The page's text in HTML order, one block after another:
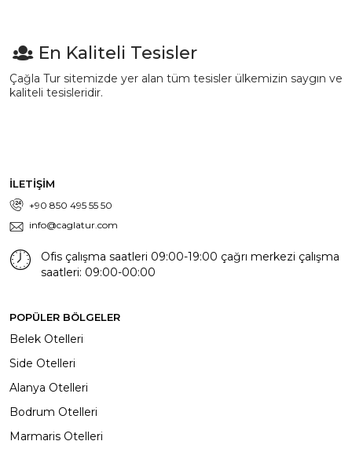
En Kaliteli Tesisler
Çağla Tur sitemizde yer alan tüm tesisler ülkemizin saygın ve
kaliteli tesisleridir.
İLETİŞİM
+90 850 495 55 50
info@caglatur.com
Ofis çalışma saatleri 09:00-19:00 çağrı merkezi çalışma
saatleri: 09:00-00:00
POPÜLER BÖLGELER
Belek Otelleri
Side Otelleri
Alanya Otelleri
Bodrum Otelleri
Marmaris Otelleri